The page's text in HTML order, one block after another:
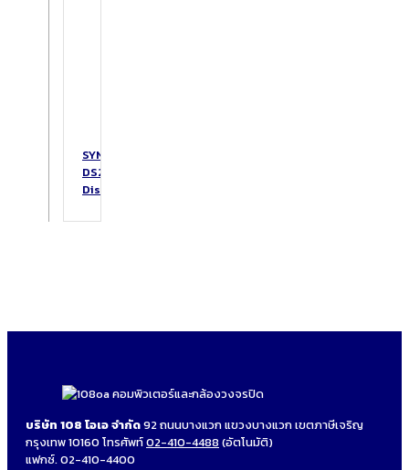
SYNOLOGY
DS223
DiskStation
บริษัท 108 โอเอ จำกัด92 ถนนบางแวก แขวงบางแวก เขตภาษีเจริญ
กรุงเทพ 10160 โทรศัพท์02-410-4488 (อัตโนมัติ)
แฟกซ์. 02-410-4400